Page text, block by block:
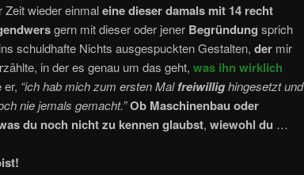
Zeit wieder einmaleine dieser damals mit 14 recht
gern mit dieser oder jener Begründung sprich
ins schuldhafte Nichts ausgespuckten Gestalten, der mir
in der es genau um das geht, was ihn wirklich
er, “ich hab mich zum ersten Malfreiwillighingesetzt und
nie jemals gemacht.”Ob Maschinenbau oder
du noch nicht zu kennen glaubst, wiewohl du …